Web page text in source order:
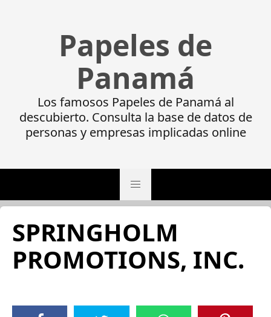
Papeles de
Panamá
Los famosos Papeles de Panamá al
descubierto. Consulta la base de datos de
personas y empresas implicadas online
SPRINGHOLM
PROMOTIONS, INC.